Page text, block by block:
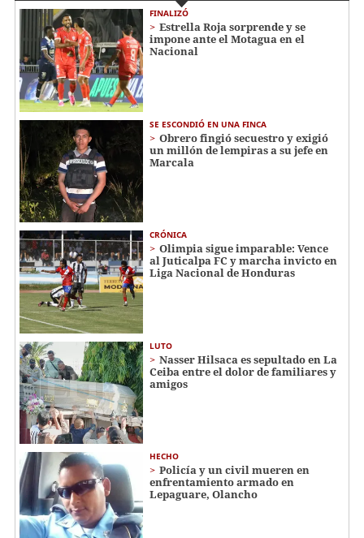
FINALIZÓ
Estrella Roja sorprende y se
impone ante el Motagua en el
Nacional
SE ESCONDIÓ EN UNA FINCA
Obrero fingió secuestro y exigió
un millón de lempiras a su jefe en
Marcala
CRÓNICA
Olimpia sigue imparable: Vence
al Juticalpa FC y marcha invicto en
Liga Nacional de Honduras
LUTO
Nasser Hilsaca es sepultado en La
Ceiba entre el dolor de familiares y
amigos
HECHO
Policía y un civil mueren en
enfrentamiento armado en
Lepaguare, Olancho